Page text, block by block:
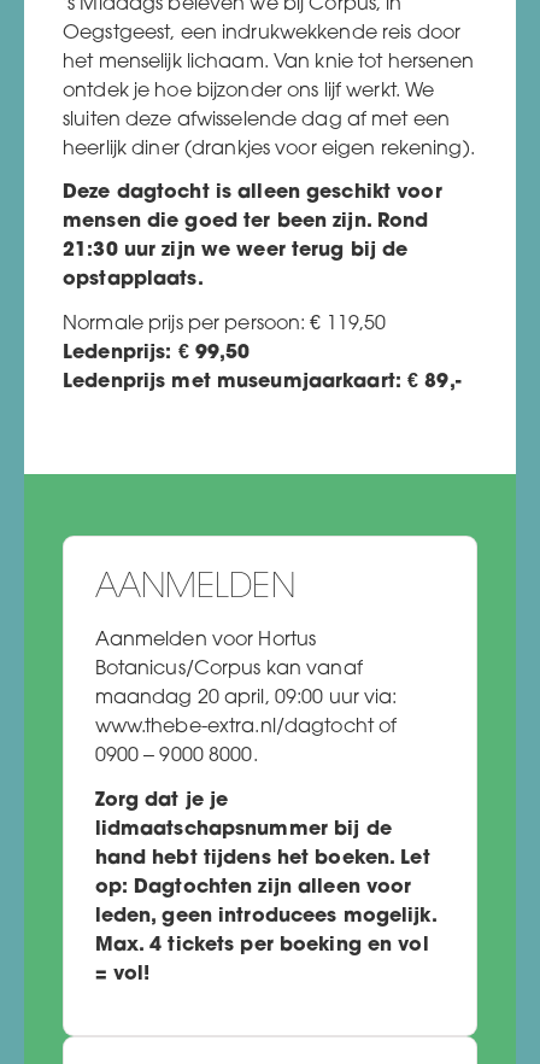
’s Middags beleven we bij Corpus, in
Oegstgeest, een indrukwekkende reis door
het menselijk lichaam. Van knie tot hersenen
ontdek je hoe bijzonder ons lijf werkt. We
sluiten deze afwisselende dag af met een
heerlijk diner (drankjes voor eigen rekening).
Deze dagtocht is alleen geschikt voor
mensen die goed ter been zijn. Rond
21:30 uur zijn we weer terug bij de
opstapplaats.
Normale prijs per persoon:€ 119,50
Ledenprijs: € 99,50
Ledenprijs met museumjaarkaart: € 89,-
AANMELDEN
Aanmelden voor Hortus
Botanicus/Corpus kan vanaf
maandag 20 april, 09:00 uur via:
www.thebe-extra.nl/dagtocht of
0900 – 9000 8000.
Zorg dat je je
lidmaatschapsnummer bij de
hand hebt tijdens het boeken. Let
op: Dagtochten zijn alleen voor
leden, geen introducees mogelijk.
Max. 4 tickets per boeking en vol
= vol!